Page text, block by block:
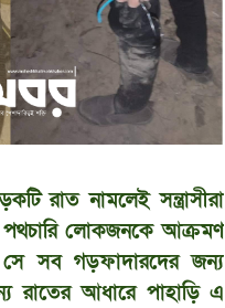
রাত নামলেই সন্ত্রাসীরা
পথচারি লোকজনকে আক্রমণ
সব গড়ফাদারদের জন্য
রাতের আধারে পাহাড়ি এ